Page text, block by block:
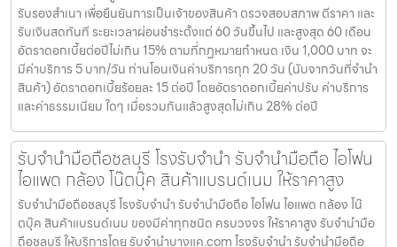
จำนำ เครื่องเช่า เครื่องยืม หรือเครื่องบริษัท สินค้าที่นำมาจำนำไม่ควรเกิน
1-2 ปี หากเกินจะพิจารณาเป็นบางรายการ โดยสินค้าต้องอยู่ในสภาพดี ไม่
เคยเสียหรือเคยซ่อมมาก่อน เตรียมอุปกรณ์มาให้ครบ เตรียมอุปกรณ์ สาย
ชาร์จ แบตเตอรี่มาให้ครบ เงื่อนไขการให้บริการ แจ้งความประสงค์ของท่าน
แจ้งความประสงค์ของท่านว่าต้องการนำสินค้าชนิดใดมาจำนำ โดยแจ้งรุ่น
สินค้า และ ประเมินราคาสินค้าในเบื้องต้น กำหนดสถานที่นัดพบ กำหนด
สถานที่นัดพบ โดยผู้จำนำต้องเตรียมเอกสาร สำเนาบัตรประชาชน เซ็นต์
รับรองสำเนา เพื่อยืนยันการเป็นเจ้าของสินค้า ตรวจสอบสภาพ ตีราคา และ
รับเงินสดทันที ระยะเวลาผ่อนชำระตั้งแต่ 60 วันขึ้นไป และสูงสุด 60 เดือน
อัตราดอกเบี้ยต่อปีไม่เกิน 15% ตามที่กฏหมายกำหนด เงิน 1,000 บาท จะ
มีค่าบริการ 5 บาท/วัน ท่านโอนเงินค่าบริการทุก 20 วัน (นับจากวันที่จำนำ
สินค้า) อัตราดอกเบี้ยร้อยละ 15 ต่อปี โดยอัตราดอกเบี้ยค่าปรับ ค่าบริการ